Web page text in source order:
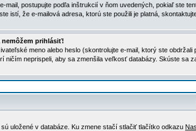
mail, postupujte podľa inštrukcií v ňom uvedených, pokiaľ ste
istí, že e-mailová adresa, ktorú ste použili je platná,
nemôžem prihlásiť!
meno alebo heslo (skontrolujte e-mail, ktorý ste
ničím neprispeli, aby sa zmenšila veľkosť databázy. Skúste sa
uložené v databáze. Ku zmene stačí stlačiť tlačítko odkazu